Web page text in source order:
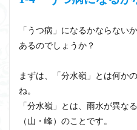
「うつ病」になるかならない
あるのでしょうか？
まずは、「分水嶺」とは何か
ね。
「分水嶺」とは、雨水が異な
（山・峰）のことです。